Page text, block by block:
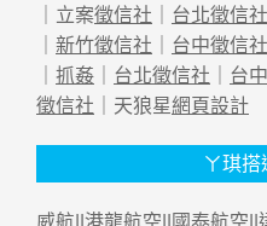
｜立案徵信社 台北徵信社
新竹徵信社 台中徵信社
抓姦 台北徵信社 台
徵信社 ｜天狼星網頁設計
ㄚ琪
威航|| 港龍航空 國泰航空